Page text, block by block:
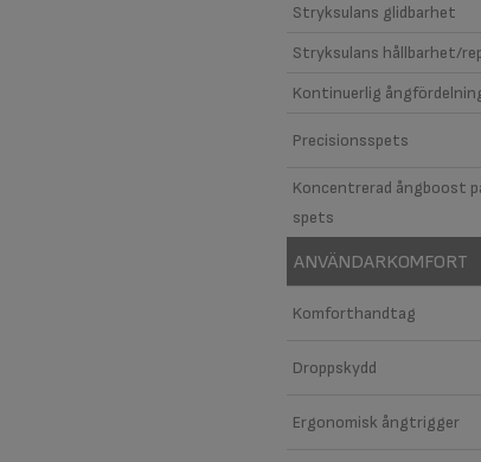
Stryksulans glidbarhet
Stryksulans hållbarhet/
Kontinuerlig
Precisionsspets
Koncentrerad ångboost
spets
ANVÄNDARKOMFORT
Komforthandtag
Droppskydd
Ergonomisk ångtrigger